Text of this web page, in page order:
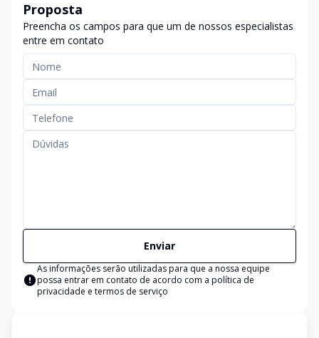
Proposta
Preencha os campos para que um de nossos especialistas
entre em contato
Enviar
As informações serão utilizadas para que a nossa equipe
possa entrar em contato de acordo com a política de
privacidade e termos de serviço